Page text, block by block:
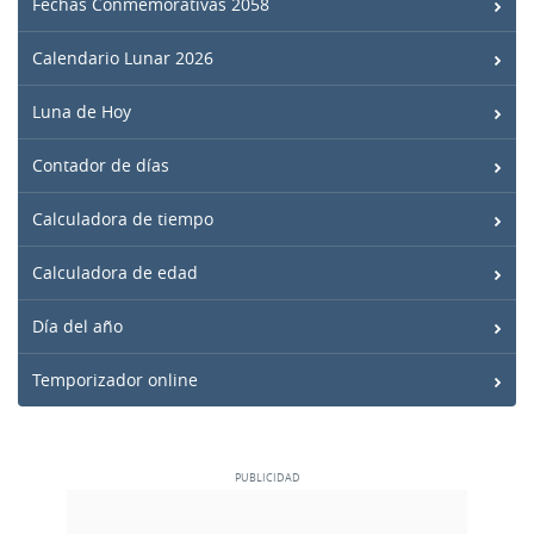
Fechas Conmemorativas 2058
Calendario Lunar 2026
Luna de Hoy
Contador de días
Calculadora de tiempo
Calculadora de edad
Día del año
Temporizador online